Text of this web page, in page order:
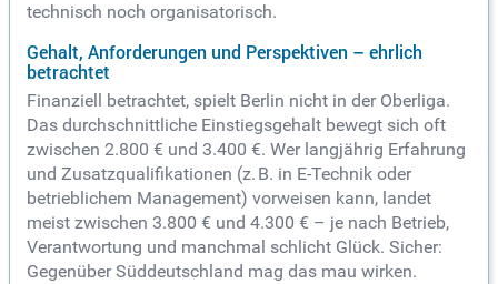
technisch noch organisatorisch.
Gehalt, Anforderungen und Perspektiven – ehrlich
betrachtet
Finanziell betrachtet, spielt Berlin nicht in der Oberliga.
Das durchschnittliche Einstiegsgehalt bewegt sich oft
zwischen 2.800 € und 3.400 €. Wer langjährig Erfahrung
und Zusatzqualifikationen (z. B. in E-Technik oder
betrieblichem Management) vorweisen kann, landet
meist zwischen 3.800 € und 4.300 € – je nach Betrieb,
Verantwortung und manchmal schlicht Glück. Sicher:
Gegenüber Süddeutschland mag das mau wirken.